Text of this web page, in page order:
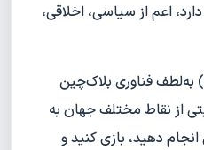
اعم از سیاسی، اخلاقی،
در نسل سوم اینترنت (وب 3) به‌لطف فناوری بلاک‌چین
از نقاط مختلف جهان به
دهید، بازی کنید و